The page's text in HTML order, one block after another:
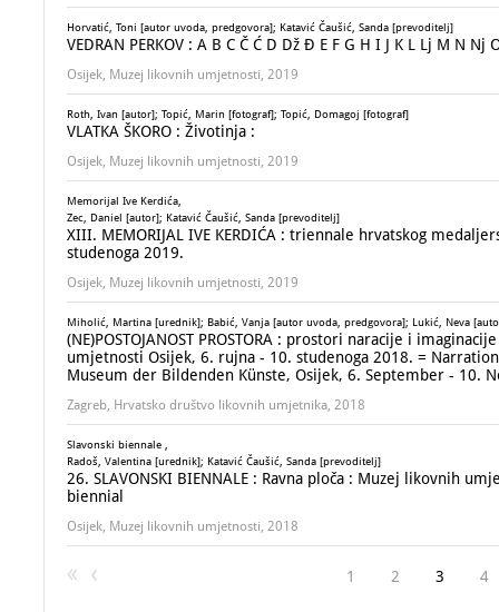
Horvatić, Toni [autor uvoda, predgovora]; Katavić Čaušić, Sanda [prevoditelj]
VEDRAN PERKOV : A B C Č Ć D Dž Đ E F G H I J K L Lj M N Nj
Osijek, Muzej likovnih umjetnosti, 2019
Roth, Ivan [autor]; Topić, Marin [fotograf]; Topić, Domagoj [fotograf]
VLATKA ŠKORO : Životinja :
Osijek, Muzej likovnih umjetnosti, 2019
Memorijal Ive Kerdića,
Zec, Daniel [autor]; Katavić Čaušić, Sanda [prevoditelj]
XIII. MEMORIJAL IVE KERDIĆA : triennale hrvatskog
studenoga 2019.
Osijek, Muzej likovnih umjetnosti, 2019
Miholić, Martina [urednik]; Babić, Vanja [autor uvoda, predgovora]; Lukić, Neva
(NE)POSTOJANOST PROSTORA : prostori naracije i
umjetnosti Osijek, 6. rujna - 10. studenoga 2018. =
Museum der Bildenden Künste, Osijek, 6. September - 10.
Zagreb, Hrvatsko društvo likovnih umjetnika, 2018
Slavonski biennale ,
Radoš, Valentina [urednik]; Katavić Čaušić, Sanda [prevoditelj]
26. SLAVONSKI BIENNALE : Ravna ploča : Muzej likovnih
biennial
Osijek, Muzej likovnih umjetnosti, 2018
1 2 3 4